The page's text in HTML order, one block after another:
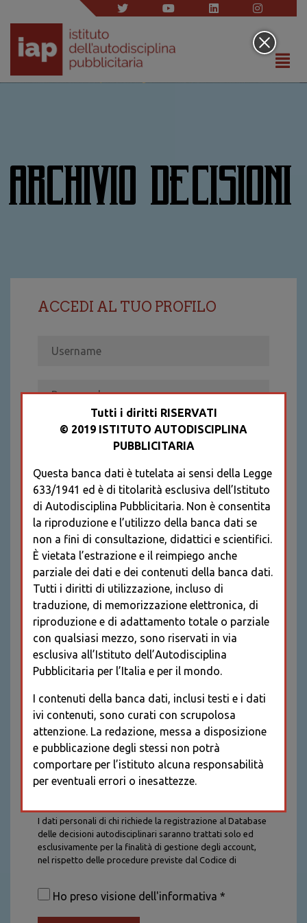
ARCHIVIO DECISIONI
ACCEDI AL TUO PROFILO
Recupera password
REGISTRATI
* I CAMPI CONTRASSEGNATI SONO
OBBLIGATORI
I dati personali di chi richiede la registrazione al Database
delle decisioni autodisciplinari saranno trattati solo ed
esclusivamente per la finalità di gestione degli account,
nel rispetto delle procedure previste dal Codice di
saranno trattati con tutte le cautele richieste dalla legge e
saranno conservati per la durata stabilita caso per caso
Ho preso visione dell'informativa *
Tutti i diritti RISERVATI
© 2019 ISTITUTO AUTODISCIPLINA
PUBBLICITARIA
Questa banca dati è tutelata ai sensi della Legge
633/1941 ed è di titolarità esclusiva dell’Istituto
di Autodisciplina Pubblicitaria. Non è consentita
la riproduzione e l’utilizzo della banca dati se
non a fini di consultazione, didattici e scientifici.
È vietata l’estrazione e il reimpiego anche
parziale dei dati e dei contenuti della banca dati.
Tutti i diritti di utilizzazione, incluso di
traduzione, di memorizzazione elettronica, di
riproduzione e di adattamento totale o parziale
con qualsiasi mezzo, sono riservati in via
esclusiva all’Istituto dell’Autodisciplina
Pubblicitaria per l’Italia e per il mondo.
I contenuti della banca dati, inclusi testi e i dati
ivi contenuti, sono curati con scrupolosa
attenzione. La redazione, messa a disposizione
e pubblicazione degli stessi non potrà
comportare per l’istituto alcuna responsabilità
per eventuali errori o inesattezze.